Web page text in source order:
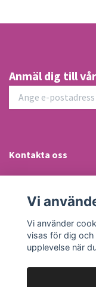
Anmäl dig till
Kontakta oss
Sociala medier
Vi
Vi använder
visas för dig
upplevelse när